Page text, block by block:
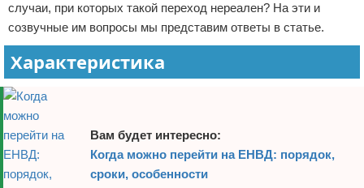
случаи, при которых такой переход нереален? На эти и
созвучные им вопросы мы представим ответы в статье.
Характеристика
Вам будет интересно:
Когда можно перейти на ЕНВД: порядок,
сроки, особенности